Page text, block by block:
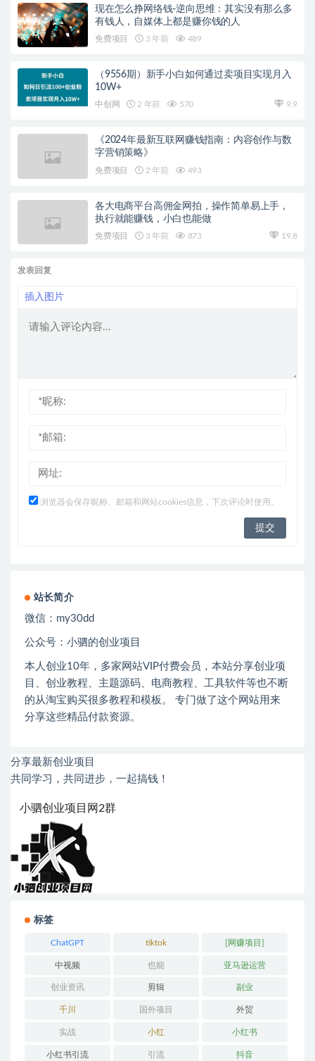
现在怎么挣网络钱-逆向思维：其实没有那么多
有钱人，自媒体上都是赚你钱的人
免费项目 3 年前 489
（9556期）新手小白如何通过卖项目实现月入
10W+
中创网 2 年前 570 9.9
《2024年最新互联网赚钱指南：内容创作与数
字营销策略》
免费项目 2 年前 493
各大电商平台高佣金网拍，操作简单易上手，
执行就能赚钱，小白也能做
免费项目 3 年前 873 19.8
发表回复
插入图片
浏览器会保存昵称、邮箱和网站cookies信息，下次评论时使用。
站长简介
微信： my30dd
公众号：小驷的创业项目
本人创业10年，多家网站VIP付费会员，本站分享创业项
目、创业教程、主题源码、电商教程、工具软件等也不断
的从淘宝购买很多教程和模板。 专门做了这个网站用来
分享这些精品付款资源。
分享最新创业项目
共同学习，共同进步，一起搞钱！
小驷创业项目网2群
标签
ChatGPT tiktok [网赚项目]
中视频 也能 亚马逊运营
创业资讯 剪辑 副业
千川 国外项目 外贸
实战 小红 小红书
小红书引流 引流 抖音